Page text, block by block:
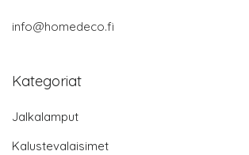
info@homedeco.fi
Kategoriat
Jalkalamput
Kalustevalaisimet